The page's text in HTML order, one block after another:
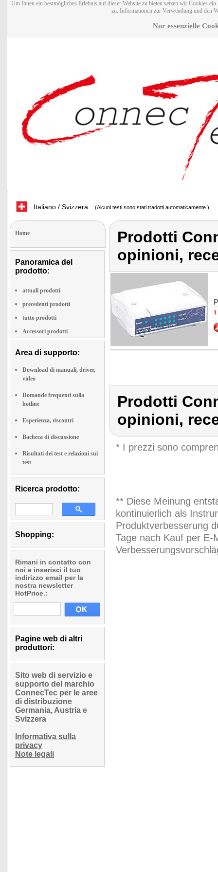
Um Ihnen ein bestmögliches Erlebnis auf dieser Website zu bieten setzen wir Cookies
zu. Informationen zur Verwendung und den
Nur essenzielle
Italiano / Svizzera (Alcuni testi sono stati tradotti automaticamente.)
Home
Panoramica del
prodotto:
attuali prodotti
precedenti prodotti
tutto prodotti
Accessori prodotti
Area di supporto:
Download di manuali, driver,
video
Domande frequenti sulla
hotline
Esperienza, riscontri
Bacheca di discussione
Risultati dei test e relazioni sui
test
Ricerca prodotto:
Shopping:
Rimani in contatto con
noi e inserisci il tuo
indirizzo email per la
nostra newsletter
HotPrice.:
Pagine web di altri
produttori:
Sito web di servizio e
supporto del marchio
ConnecTec per le aree
di distribuzione
Germania, Austria e
Svizzera
Informativa sulla
privacy
Note legali
Prodotti
opinioni,
1
Prodotti
opinioni,
* I prezzi sono
** Diese Meinung
kontinuierlich als
Produktverbesserung
Tage nach Kauf per E-